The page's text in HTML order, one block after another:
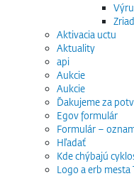
Aktivacia uctu
Aktuality
api
Aukcie
Aukcie
Ďakujeme za
Egov formulár
Formulár –
Hľadať
Kde chýbajú
Logo a erb mesta